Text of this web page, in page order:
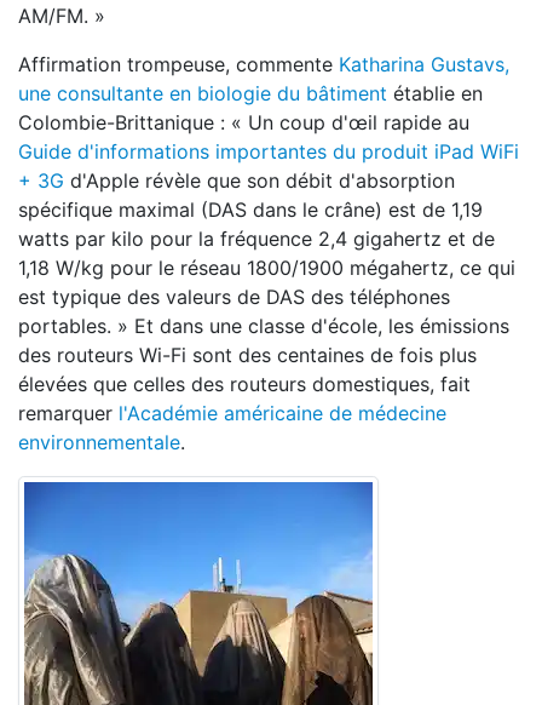
AM/FM. »
Affirmation trompeuse, commente Katharina Gustavs,
une consultante en biologie du bâtiment établie en
Colombie-Brittanique : « Un coup d'œil rapide au
Guide d'informations importantes du produit iPad WiFi
+ 3G d'Apple révèle que son débit d'absorption
spécifique maximal (DAS dans le crâne) est de 1,19
watts par kilo pour la fréquence 2,4 gigahertz et de
1,18 W/kg pour le réseau 1800/1900 mégahertz, ce qui
est typique des valeurs de DAS des téléphones
portables. » Et dans une classe d'école, les émissions
des routeurs Wi-Fi sont des centaines de fois plus
élevées que celles des routeurs domestiques, fait
remarquer l'Académie américaine de médecine
environnementale.